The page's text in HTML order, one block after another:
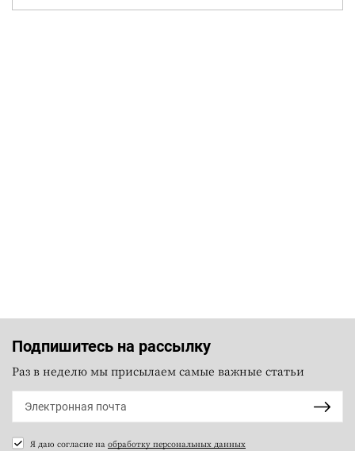
Подпишитесь на рассылку
Раз в неделю мы присылаем самые важные статьи
Я даю согласие на обработку персональных данных